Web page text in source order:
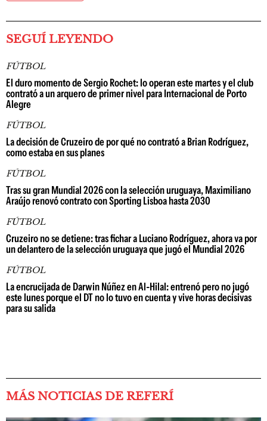
SEGUÍ LEYENDO
FÚTBOL
El duro momento de Sergio Rochet: lo operan este martes y el club
contrató a un arquero de primer nivel para Internacional de Porto
Alegre
FÚTBOL
La decisión de Cruzeiro de por qué no contrató a Brian Rodríguez,
como estaba en sus planes
FÚTBOL
Tras su gran Mundial 2026 con la selección uruguaya, Maximiliano
Araújo renovó contrato con Sporting Lisboa hasta 2030
FÚTBOL
Cruzeiro no se detiene: tras fichar a Luciano Rodríguez, ahora va por
un delantero de la selección uruguaya que jugó el Mundial 2026
FÚTBOL
La encrucijada de Darwin Núñez en Al-Hilal: entrenó pero no jugó
este lunes porque el DT no lo tuvo en cuenta y vive horas decisivas
para su salida
MÁS NOTICIAS DE REFERÍ